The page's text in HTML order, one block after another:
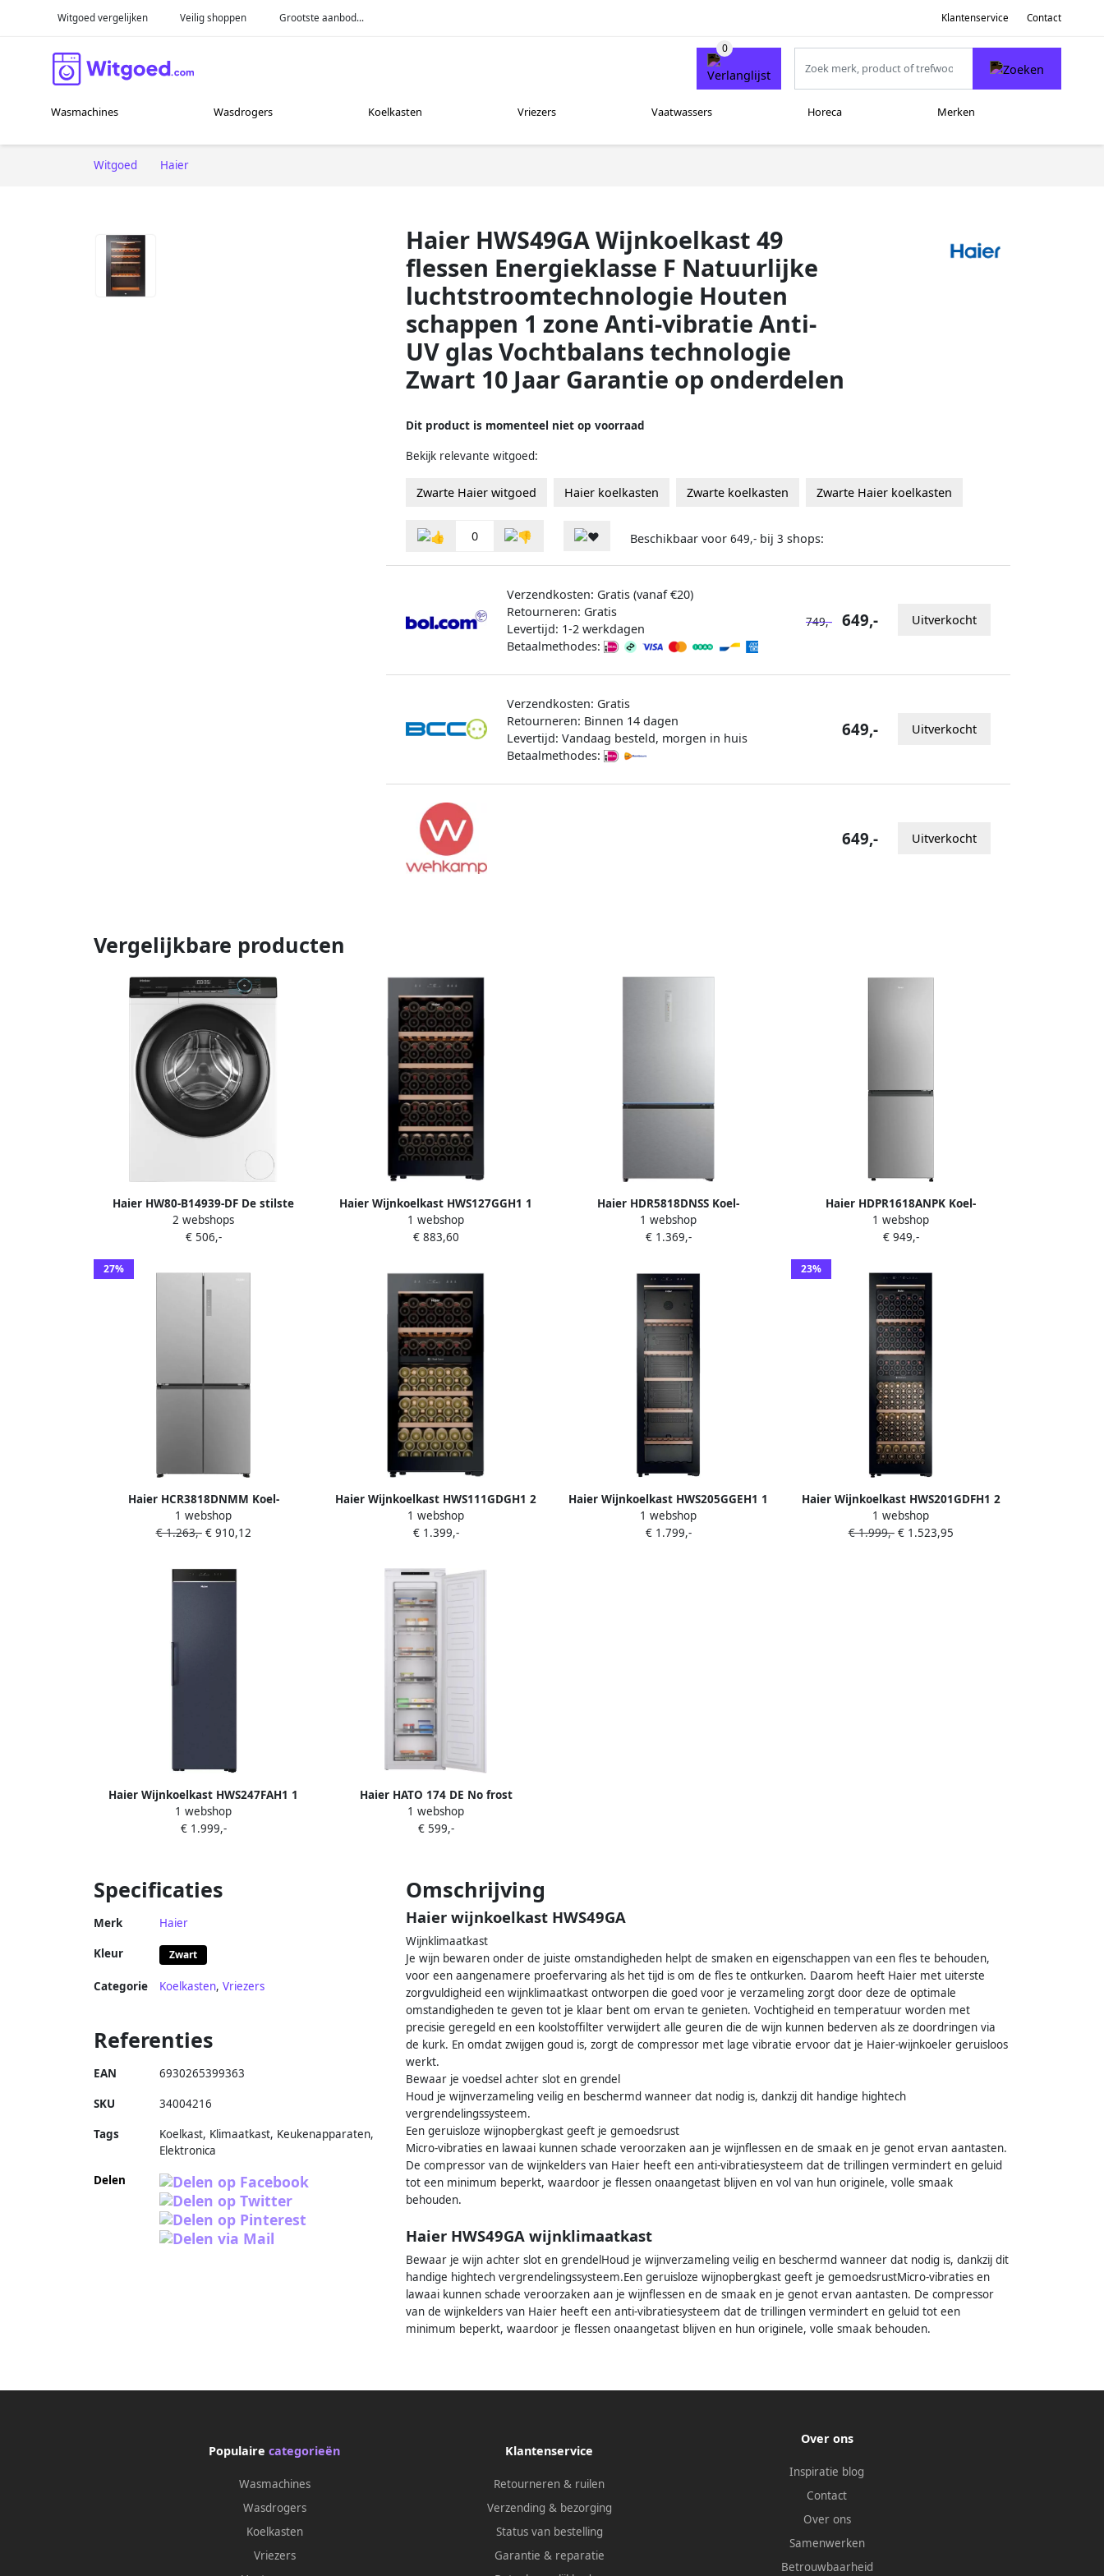
Witgoed vergelijken Veilig shoppen Grootste aanbod... Klantenservice Contact
Wasmachines Wasdrogers Koelkasten Vriezers Vaatwassers Horeca Merken
Witgoed Haier
Haier HWS49GA Wijnkoelkast 49
flessen Energieklasse F Natuurlijke
luchtstroomtechnologie Houten
schappen 1 zone Anti-vibratie Anti-
UV glas Vochtbalans technologie
Zwart 10 Jaar Garantie op onderdelen
Dit product is momenteel niet op voorraad
Bekijk relevante witgoed:
Zwarte Haier witgoed Haier koelkasten Zwarte koelkasten Zwarte Haier koelkasten
0 Beschikbaar voor 649,- bij 3 shops:
Verzendkosten: Gratis (vanaf €20)
Retourneren: Gratis
Levertijd: 1-2 werkdagen
Betaalmethodes:
749,- 649,- Uitverkocht
Verzendkosten: Gratis
Retourneren: Binnen 14 dagen
Levertijd: Vandaag besteld, morgen in huis
Betaalmethodes:
649,- Uitverkocht
649,- Uitverkocht
Vergelijkbare producten
Haier HW80-B14939-DF De stilste
wasmachine op de markt 8kg A-
Stoombehandeling Antibacteriële
jaar garantie op onderdelen
2 webshops
€ 506,-
Haier Wijnkoelkast HWS127GGH1 1
Zones
1 webshop
€ 883,60
Haier HDR5818DNSS Koel-
Vriescombinatie 2 Deuren 640L No
Frost Fresh 0°C Zone Daylight
onderdelen
1 webshop
€ 1.369,-
Haier HDPR1618ANPK Koel-
Vriescombinatie 2 Deuren
Energieklasse A 360L Slimme
via hOn-app Roestvrijstaal 10 jaar
garantie op onderdelen
1 webshop
€ 949,-
27%
Haier HCR3818DNMM Koel-
Vriescombinatie Multideur French
Door Indeling 83cm breed 467 L No
deur Inverter Compressor
Roestvrijstaal 10 jaar garantie op
1 webshop
€ 1.263,-€ 910,12
Haier Wijnkoelkast HWS111GDGH1 2
Zones
1 webshop
€ 1.399,-
Haier Wijnkoelkast HWS205GGEH1 1
Zones
1 webshop
€ 1.799,-
23%
Haier Wijnkoelkast HWS201GDFH1 2
Zones
1 webshop
€ 1.999,-€ 1.523,95
Haier Wijnkoelkast HWS247FAH1 1
Zone
1 webshop
€ 1.999,-
Haier HATO 174 DE No frost
Inbouwvriezer 178 cm sleepdeur
systeem E-200L
1 webshop
€ 599,-
Specificaties
Merk Haier
Kleur Zwart
Categorie Koelkasten, Vriezers
Omschrijving
Haier wijnkoelkast HWS49GA
Wijnklimaatkast
Je wijn bewaren onder de juiste omstandigheden helpt de smaken en eigenschappen van een fles te behouden,
voor een aangenamere proefervaring als het tijd is om de fles te ontkurken. Daarom heeft Haier met uiterste
zorgvuldigheid een wijnklimaatkast ontworpen die goed voor je verzameling zorgt door deze de optimale
omstandigheden te geven tot je klaar bent om ervan te genieten. Vochtigheid en temperatuur worden met
precisie geregeld en een koolstoffilter verwijdert alle geuren die de wijn kunnen bederven als ze doordringen via
de kurk. En omdat zwijgen goud is, zorgt de compressor met lage vibratie ervoor dat je Haier-wijnkoeler geruisloos
werkt.
Bewaar je voedsel achter slot en grendel
Houd je wijnverzameling veilig en beschermd wanneer dat nodig is, dankzij dit handige hightech
vergrendelingssysteem.
Een geruisloze wijnopbergkast geeft je gemoedsrust
Micro-vibraties en lawaai kunnen schade veroorzaken aan je wijnflessen en de smaak en je genot ervan aantasten.
De compressor van de wijnkelders van Haier heeft een anti-vibratiesysteem dat de trillingen vermindert en geluid
tot een minimum beperkt, waardoor je flessen onaangetast blijven en vol van hun originele, volle smaak
behouden.
Haier HWS49GA wijnklimaatkast
Bewaar je wijn achter slot en grendelHoud je wijnverzameling veilig en beschermd wanneer dat nodig is, dankzij dit
handige hightech vergrendelingssysteem.Een geruisloze wijnopbergkast geeft je gemoedsrustMicro-vibraties en
lawaai kunnen schade veroorzaken aan je wijnflessen en de smaak en je genot ervan aantasten. De compressor
van de wijnkelders van Haier heeft een anti-vibratiesysteem dat de trillingen vermindert en geluid tot een
minimum beperkt, waardoor je flessen onaangetast blijven en hun originele, volle smaak behouden.
Referenties
EAN 6930265399363
SKU 34004216
Tags
Koelkast, Klimaatkast, Keukenapparaten,
Elektronica
Delen
Populaire categorieën
Wasmachines
Wasdrogers
Koelkasten
Vriezers
Klantenservice
Retourneren & ruilen
Verzending & bezorging
Status van bestelling
Garantie & reparatie
Over ons
Inspiratie blog
Contact
Over ons
Samenwerken
Betrouwbaarheid